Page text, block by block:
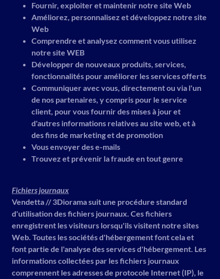
Fournir, exploiter et maintenir notre site Web
Améliorez, personnalisez et développez notre site
Web
Comprendre et analysez comment vous utilisez
notre site WEB
Développer de nouveaux produits, services,
fonctionnalités pour améliorer les services offerts
Communiquer avec vous, directement ou via l'un
de nos partenaires, y compris pour le service
client, pour vous fournir des mises à jour et
d'autres informations relatives au site web, et à
des fins de marketing et de promotion
Vous envoyer des e-mails
Trouvez et prévenir la fraude en tout genre
Fichiers journaux
Vendetta // 3Diorama suit une procédure standard
d'utilisation des fichiers journaux. Ces fichiers
enregistrent les visiteurs lorsqu'ils visitent notre sites
Web. Toutes les sociétés d'hébergement font cela et
font partie de l'analyse des services d'hébergement. Les
informations collectées par les fichiers journaux
comprennent les adresses de protocole Internet (IP), le